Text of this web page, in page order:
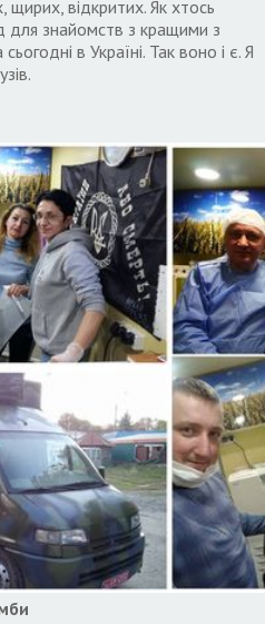
щирих, відкритих. Як хтось
для знайомств з кращими з
в Україні. Так воно і є. Я